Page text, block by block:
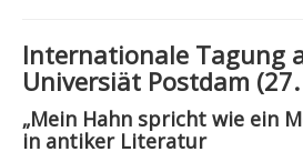
Internationale Tagung
Universiät Postdam
„Mein Hahn spricht wie ein
in antiker Literatur